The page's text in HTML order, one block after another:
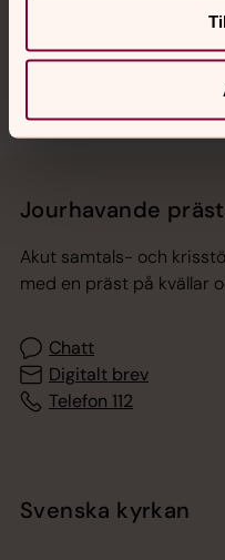
Jourhavande präst
Akut samtals- och
med en präst på kvällar
Chatt
Digitalt brev
Telefon 112
Svenska kyrkan